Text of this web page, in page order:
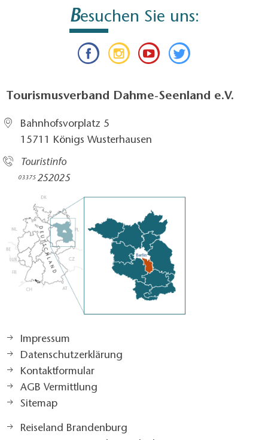
Besuchen Sie uns:
Tourismusverband Dahme-Seenland e.V.
Bahnhofsvorplatz 5​
15711 Königs Wusterhausen
Touristinfo
03375252025​
Impressum
Datenschutzerklärung
Kontaktformular
AGB Vermittlung
Sitemap
Reiseland Brandenburg